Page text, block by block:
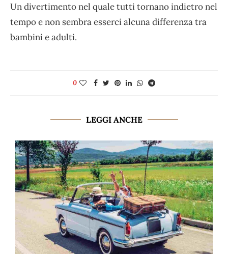
Un divertimento nel quale tutti tornano indietro nel
tempo e non sembra esserci alcuna differenza tra
bambini e adulti.
0
LEGGI ANCHE